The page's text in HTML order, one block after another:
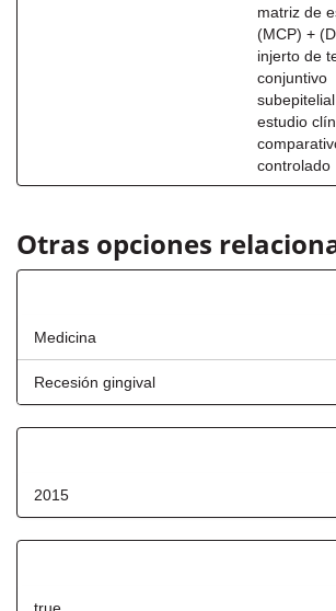
matriz de
(MCP) +
injerto de
conjuntivo
estudio
controlado
Otras opciones
Medicina
Recesión gingival
2015